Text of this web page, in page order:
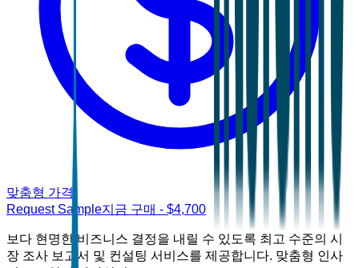
맞춤형 가격
Request Sample지금 구매 - $4,700
보다 현명한 비즈니스 결정을 내릴 수 있도록 최고 수준의 시
장 조사 보고서 및 컨설팅 서비스를 제공합니다. 맞춤형 인사